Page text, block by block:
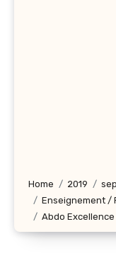
Home 2019
Enseignement /
Abdo